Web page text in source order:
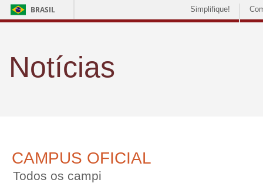
BRASIL Simplifique!
Notícias
CAMPUS OFICIAL
Todos os campi